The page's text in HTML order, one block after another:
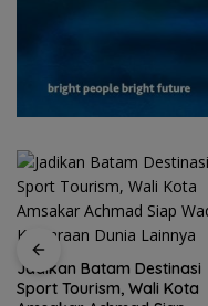
Jadikan Batam Destinasi
Sport Tourism, Wali Kota